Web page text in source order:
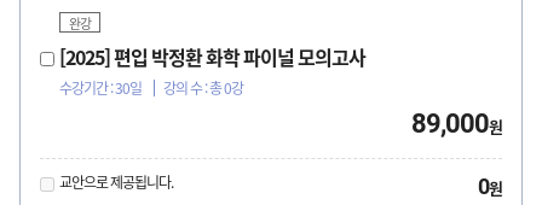
완강
[2025] 편입 박정환 화학 파이널 모의고사
수강기간 : 30일 강의 수 : 총 0강
89,000원
교안으로 제공됩니다. 0원